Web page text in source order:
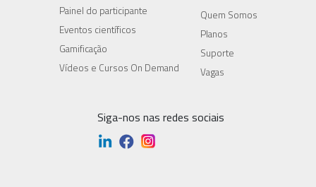
Painel do participante
Eventos científicos
Gamificação
Vídeos e Cursos On Demand
Quem Somos
Planos
Suporte
Vagas
Siga-nos nas redes sociais